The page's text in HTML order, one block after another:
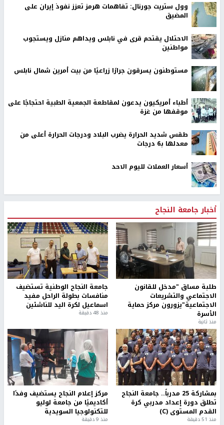
وول ستريت جورنال: تفاهمات هرمز تعزز نفوذ إيران على
المضيق
الاحتلال يقتحم قرى في نابلس ويداهم منازل ويستجوب
مواطنين
مستوطنون يسرقون جرارًا زراعيًا من بيت أمرين شمال نابلس
أطباء أمريكيون يدعون لمقاطعة الجمعية الطبية احتجاجًا على
موقفها من غزة
طقس شديد الحرارة يضرب البلاد ودرجات الحرارة أعلى من
معدلها بـ6 درجات
أسعار العملات لليوم الاحد
أخبار جامعة النجاح
طلبة مساق "مدخل للقانون
الاجتماعي والتشريعات
الاجتماعية"يزورون مركز حماية
الأسرة
منذ ثانية
جامعة النجاح الوطنية تستضيف
منافسات بطولة الراحل مفيد
اسماعيل لكرة اليد للناشئين
منذ 48 دقيقة
بمشاركة 25 مدرباً.. جامعة النجاح
تطلق دورة إعداد مدربي كرة
القدم المستوى (C)
منذ 51 دقيقة
مركز إعلام النجاح يستضيف وفدًا
أكاديميًا من جامعة لوليو
للتكنولوجيا السويدية
منذ 9 دقيقة